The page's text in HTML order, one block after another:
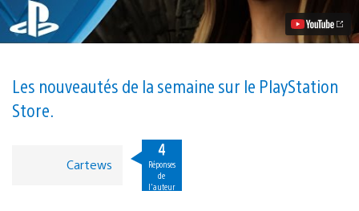
jour
du
PlayStation
Game
of
Les nouveautés de la semaine sur le PlayStation
Store.
Cartews
4
Réponses
de
l'auteur